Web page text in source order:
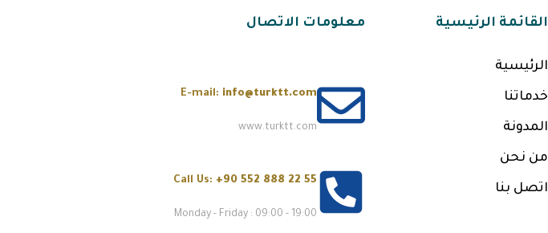
القائمة الرئيسية
الرئيسية
خدماتنا
المدونة
من نحن
اتصل بنا
معلومات الاتصال
E-mail: info@turktt.com
www.turktt.com
Call Us: +90 552 888 22 55
Monday - Friday : 09:00 - 19:00